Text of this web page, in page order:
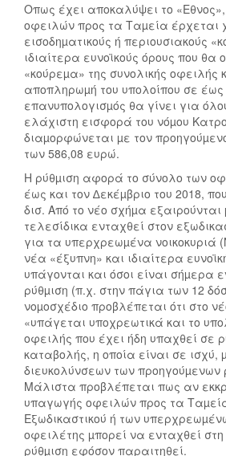
Οπως έχει αποκαλύψει το «Εθνος»,
οφειλών προς τα Ταµεία έρχεται
εισοδηµατικούς ή περιουσιακούς
ιδιαίτερα ευνοϊκούς όρους που θα
«κούρεµα» της συνολικής οφειλής
αποπληρωµή του υπολοίπου σε έως
επανυπολογισµός θα γίνει για
ελάχιστη εισφορά του νόµου
διαµορφώνεται µε τον
των 586,08 ευρώ.
Η ρύθµιση αφορά το σύνολο των
έως και τον ∆εκέµβριο του 2018,
δισ. Από το νέο σχήµα εξαιρούνται
τελεσίδικα ενταχθεί στον
για τα υπερχρεωµένα νοικοκυριά
νέα «έξυπνη» και ιδιαίτερα
υπάγονται και όσοι είναι σήµερα
ρύθµιση (π.χ. στην πάγια των 12
νοµοσχέδιο προβλέπεται ότι στο
«υπάγεται υποχρεωτικά και το
οφειλής που έχει ήδη υπαχθεί σε
καταβολής, η οποία είναι σε
διευκολύνσεων των προηγούµενων
Μάλιστα προβλέπεται πως αν
υπαγωγής οφειλών προς τα
Εξωδικαστικού ή των
οφειλέτης µπορεί να ενταχθεί
ρύθµιση εφόσον παραιτηθεί.